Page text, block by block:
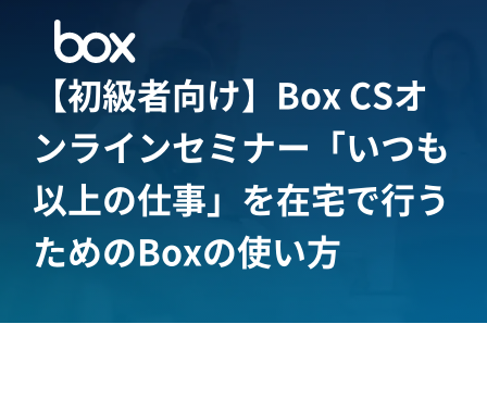
【初級者向け】Box CSオ
ンラインセミナー 「いつも
以上の仕事」を在宅で行う
ためのBoxの使い方